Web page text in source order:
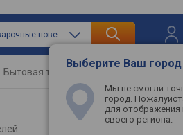
только варочные поверхности
Выберите Ваш город
Мы не смогли
город.
для отображения
своего региона.
Бытовая техника Телевизоры
ПОДБОР ПО